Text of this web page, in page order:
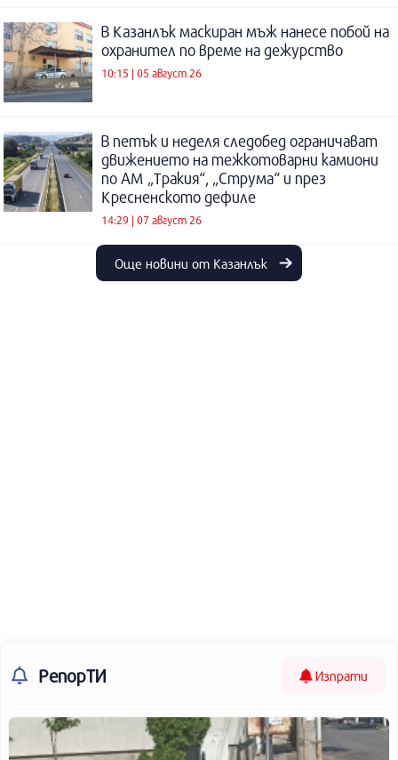
В Казанлък маскиран мъж нанесе побой на
охранител по време на дежурство
10:15 | 05 август 26
В петък и неделя следобед ограничават
движението на тежкотоварни камиони
по АМ „Тракия“, „Струма“ и през
Кресненското дефиле
14:29 | 07 август 26
Още новини от Казанлък
РепорТИ Изпрати